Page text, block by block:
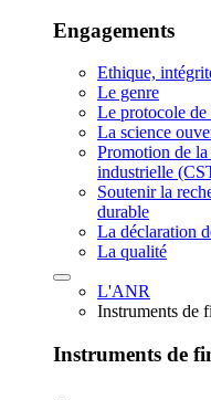
Engagements
Ethique,
Le genre
Le protocole de
La science
Promotion de
industrielle
Soutenir la
durable
La déclaration
La qualité
L'ANR
Instruments de
Instruments de